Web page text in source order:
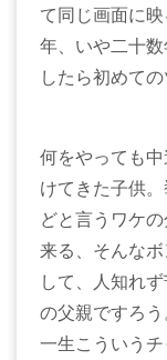
て同じ画面に
年、いや二十
したら初めて
何をやっても
けてきた子供
どと言うワケ
来る、そんな
して、人知れ
の父親ですろ
一生こういう